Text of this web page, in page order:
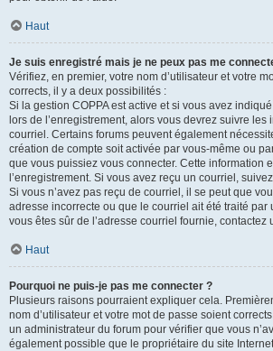
Haut
Je suis enregistré mais je ne peux pas me
Vérifiez, en premier, votre nom d’utilisateur et votre
corrects, il y a deux possibilités :
Si la gestion COPPA est active et si vous avez
lors de l’enregistrement, alors vous devrez suivre les
courriel. Certains forums peuvent également
création de compte soit activée par vous-même ou
que vous puissiez vous connecter. Cette information
l’enregistrement. Si vous avez reçu un courriel,
Si vous n’avez pas reçu de courriel, il se peut que
adresse incorrecte ou que le courriel ait été traité par
vous êtes sûr de l’adresse courriel fournie, contactez
Haut
Pourquoi ne puis-je pas me connecter ?
Plusieurs raisons pourraient expliquer cela.
nom d’utilisateur et votre mot de passe soient
un administrateur du forum pour vérifier que vous
également possible que le propriétaire du site